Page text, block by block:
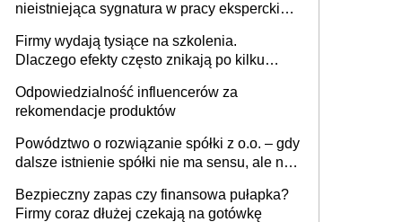
nieistniejąca sygnatura w pracy eksperckiej -
firmie
Firmy wydają tysiące na szkolenia.
Dlaczego efekty często znikają po kilku
Odpowiedzialność influencerów za
rekomendacje produktów
Powództwo o rozwiązanie spółki z o.o. – gdy
dalsze istnienie spółki nie ma sensu, ale nie
Bezpieczny zapas czy finansowa pułapka?
Firmy coraz dłużej czekają na gotówkę